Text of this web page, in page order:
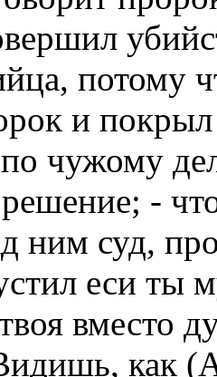
потому
и
чужому
-
ним суд,
еси ты
вместо
как